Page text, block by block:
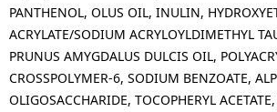
PANTHENOL, OLUS OIL, INULIN,
ACRYLATE/SODIUM ACRYLOYLDIMETHYL
PRUNUS AMYGDALUS DULCIS OIL,
CROSSPOLYMER-6, SODIUM BENZOATE,
OLIGOSACCHARIDE, TOCOPHERYL